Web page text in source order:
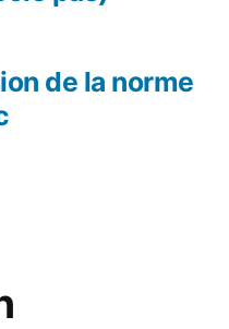
:
de la norme